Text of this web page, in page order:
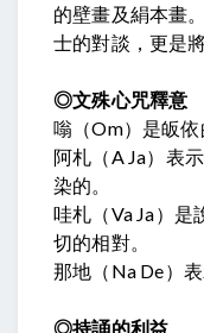
的壁畫及絹本畫
士的對談，更是
◎文殊心咒釋意
嗡（Om）是皈依
阿札（A Ja）表
染的。
哇札（Va Ja）是
切的相對。
那地（Na De）
◎持誦的利益